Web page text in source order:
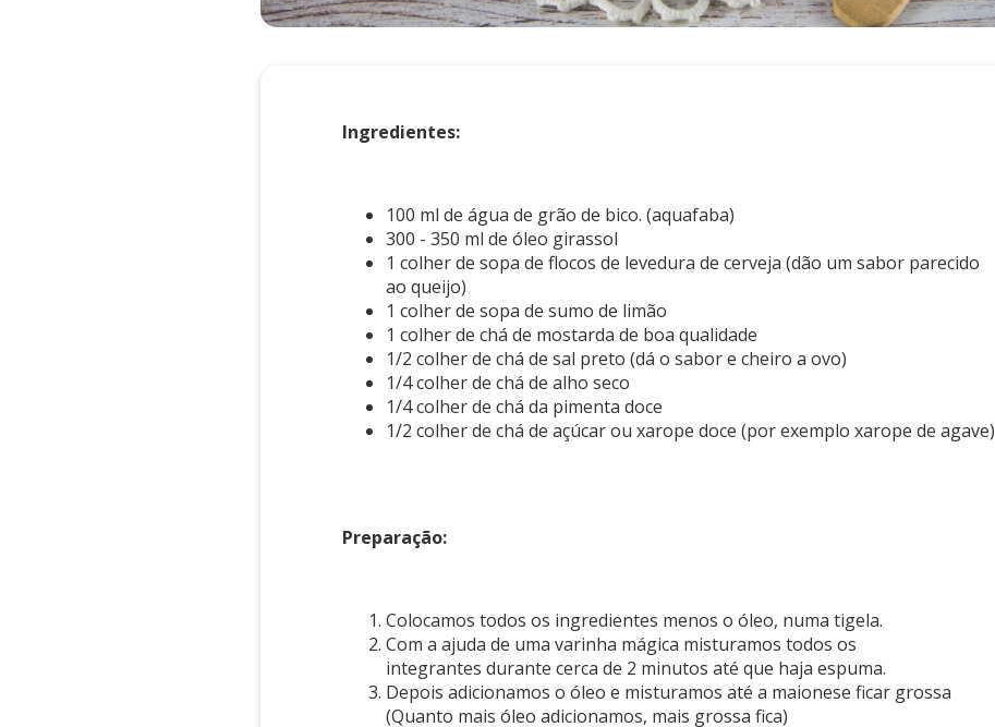
Ingredientes:
100 ml de água de grão de bico. (aquafaba)
300 - 350 ml de óleo girassol
1 colher de sopa de flocos de levedura de cerveja (dão um sabor parecido
ao queijo)
1 colher de sopa de sumo de limão
1 colher de chá de mostarda de boa qualidade
1/2 colher de chá de sal preto (dá o sabor e cheiro a ovo)
1/4 colher de chá de alho seco
1/4 colher de chá da pimenta doce
1/2 colher de chá de açúcar ou xarope doce (por exemplo xarope de agave)
Preparação:
Colocamos todos os ingredientes menos o óleo, numa tigela.
Com a ajuda de uma varinha mágica misturamos todos os
integrantes durante cerca de 2 minutos até que haja espuma.
Depois adicionamos o óleo e misturamos até a maionese ficar grossa
(Quanto mais óleo adicionamos, mais grossa fica)